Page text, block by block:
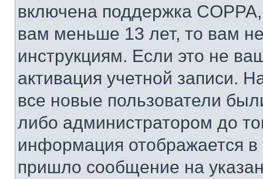
включена поддержка
вам меньше 13 лет, то вам
инструкциям. Если это не
активация учетной записи.
все новые пользователи
либо администратором до
информация отображается
пришло сообщение на